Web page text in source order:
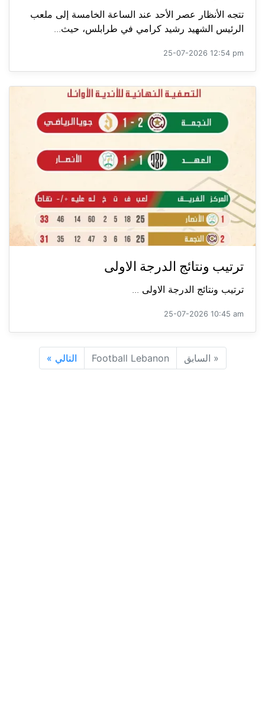
تتجه الأنظار عصر الأحد عند الساعة الخامسة إلى ملعب
الرئيس الشهيد رشيد كرامي في طرابلس، حيث...
25-07-2026 12:54 pm
ترتيب ونتائج الدرجة الاولى
ترتيب ونتائج الدرجة الاولى ...
25-07-2026 10:45 am
« السابق Football Lebanon التالي »